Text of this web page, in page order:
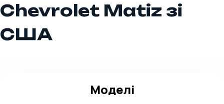
Chevrolet Matiz зі
США
Моделі